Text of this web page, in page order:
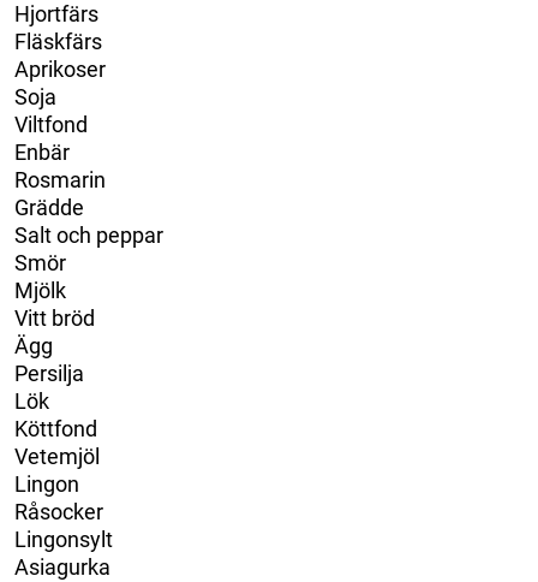
Hjortfärs
Fläskfärs
Aprikoser
Soja
Viltfond
Enbär
Rosmarin
Grädde
Salt och peppar
Smör
Mjölk
Vitt bröd
Ägg
Persilja
Lök
Köttfond
Vetemjöl
Lingon
Råsocker
Lingonsylt
Asiagurka